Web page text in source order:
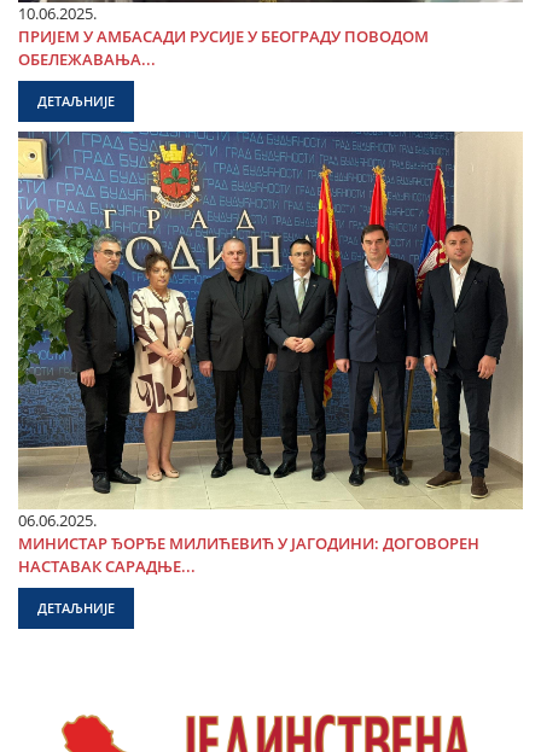
10.06.2025.
ПРИЈЕМ У АМБАСАДИ РУСИЈЕ У БЕОГРАДУ ПОВОДОМ
ОБЕЛЕЖАВАЊА...
ДЕТАЉНИЈЕ
06.06.2025.
МИНИСТАР ЂОРЂЕ МИЛИЋЕВИЋ У ЈАГОДИНИ: ДОГОВОРЕН
НАСТАВАК САРАДЊЕ...
ДЕТАЉНИЈЕ